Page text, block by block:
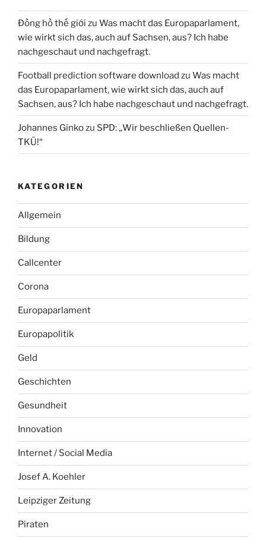
Đồng hồ thế giới zu Was macht das Europaparlament,
wie wirkt sich das, auch auf Sachsen, aus? Ich habe
nachgeschaut und nachgefragt.
Football prediction software download zu Was macht
das Europaparlament, wie wirkt sich das, auch auf
Sachsen, aus? Ich habe nachgeschaut und nachgefragt.
Johannes Ginkozu SPD: „Wir beschließen Quellen-
TKÜ!“
KATEGORIEN
Allgemein
Bildung
Callcenter
Corona
Europaparlament
Europapolitik
Geld
Geschichten
Gesundheit
Innovation
Internet / Social Media
Josef A. Koehler
Leipziger Zeitung
Piraten